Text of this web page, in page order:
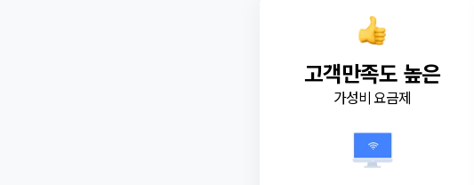
고객만족도 높은
가성비 요금제